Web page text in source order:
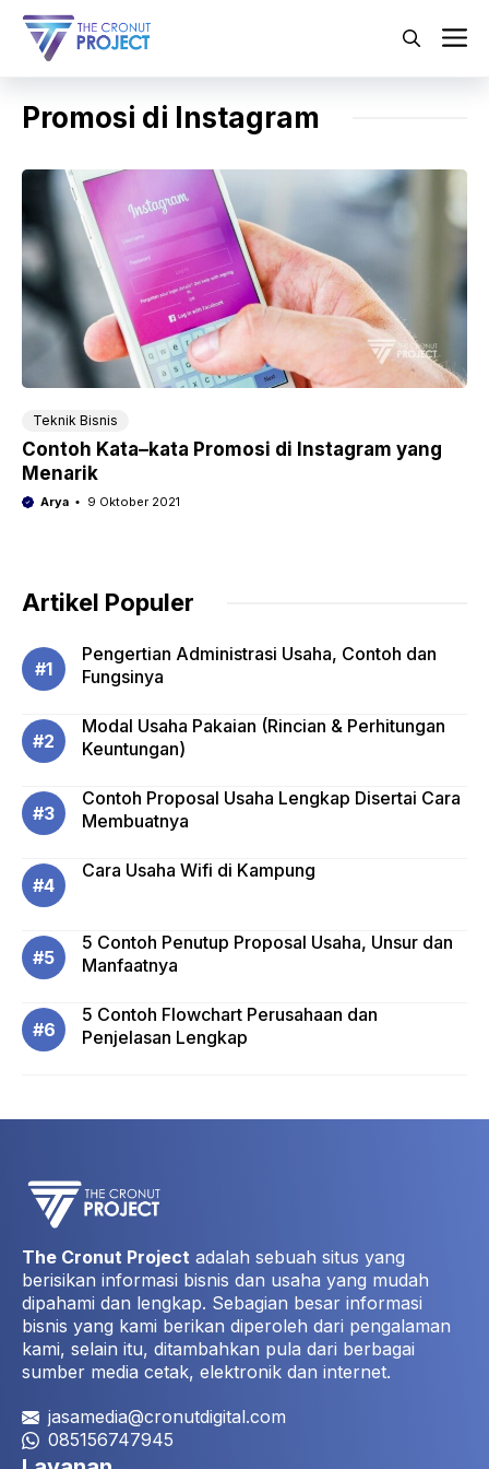
Langsung
Promosi di Instagram
Teknik Bisnis
Contoh Kata–kata Promosi di Instagram yang
Menarik
Arya 9 Oktober 2021
Artikel Populer
Pengertian Administrasi Usaha, Contoh dan
Fungsinya
Modal Usaha Pakaian (Rincian & Perhitungan
Keuntungan)
Contoh Proposal Usaha Lengkap Disertai Cara
Membuatnya
Cara Usaha Wifi di Kampung
5 Contoh Penutup Proposal Usaha, Unsur dan
Manfaatnya
5 Contoh Flowchart Perusahaan dan
Penjelasan Lengkap
The Cronut Project adalah sebuah situs yang
berisikan informasi bisnis dan usaha yang mudah
dipahami dan lengkap. Sebagian besar informasi
bisnis yang kami berikan diperoleh dari pengalaman
kami, selain itu, ditambahkan pula dari berbagai
sumber media cetak, elektronik dan internet.
jasamedia@cronutdigital.com
085156747945